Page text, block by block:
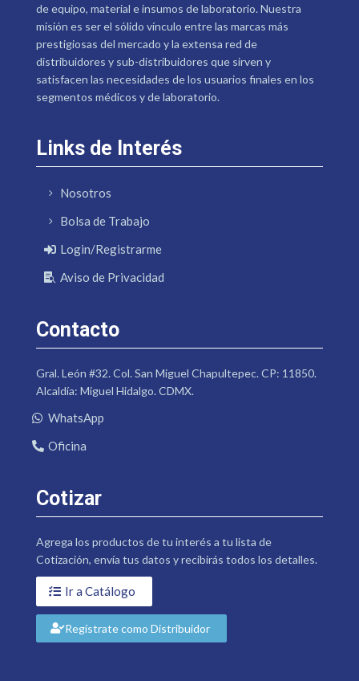
de equipo, material e insumos de laboratorio. Nuestra
misión es ser el sólido vínculo entre las marcas más
prestigiosas del mercado y la extensa red de
distribuidores y sub-distribuidores que sirven y
satisfacen las necesidades de los usuarios finales en los
segmentos médicos y de laboratorio.
Links de Interés
Nosotros
Bolsa de Trabajo
Login/Registrarme
Aviso de Privacidad
Contacto
Gral. León #32. Col. San Miguel Chapultepec. CP: 11850.
Alcaldía: Miguel Hidalgo. CDMX.
WhatsApp
Oficina
Cotizar
Agrega los productos de tu interés a tu lista de
Cotización, envía tus datos y recibirás todos los detalles.
Ir a Catálogo
Regístrate como Distribuidor